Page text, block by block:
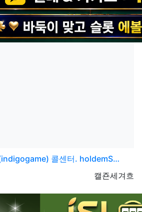
콜센터. holdemS…
등록자
캘죤세겨흐